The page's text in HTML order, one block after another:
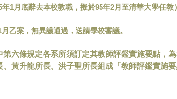
年1月底辭去本校教職，擬於95年2月至清華大學任教
月乙案，無異議通過，送請學校審議。
六條規定各系所須訂定其教師評鑑實施要點，
黃升龍所長、洪子聖所長組成「教師評鑑實施